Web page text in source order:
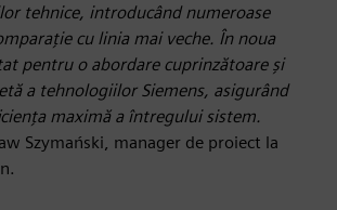
tehnice, introducând numeroase
cu linia mai veche. În noua
pentru o abordare cuprinzătoare și
a tehnologiilor Siemens, asigurând
maximă a întregului sistem.
Szymański, manager de proiect la